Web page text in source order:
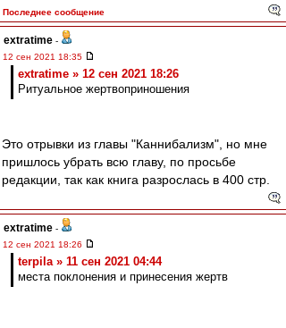
Последнее сообщение
extratime -
12 сен 2021 18:35
extratime » 12 сен 2021 18:26
Ритуальное жертвоприношения
Это отрывки из главы "Каннибализм", но мне
пришлось убрать всю главу, по просьбе
редакции, так как книга разрослась в 400 стр.
extratime -
12 сен 2021 18:26
terpila » 11 сен 2021 04:44
места поклонения и принесения жертв